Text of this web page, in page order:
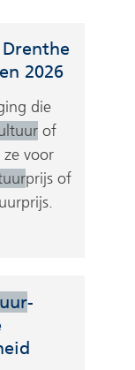
2026
die
of
voor
prijs of
-